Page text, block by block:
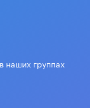
наших группах